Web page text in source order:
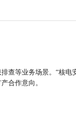
查等业务场景。“核电
合作意向。